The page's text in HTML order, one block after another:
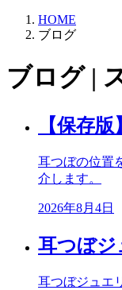
HOME
ブログ
ブログ |
【保存
耳つぼの位置
介します。
2026年8月4日
耳つぼジ
耳つぼジュエ